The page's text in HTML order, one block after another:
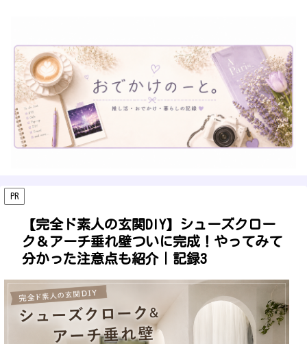
PR
【完全ド素人の玄関DIY】シューズクロー
ク＆アーチ垂れ壁ついに完成！やってみて
分かった注意点も紹介｜記録3